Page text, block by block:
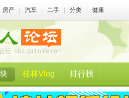
房产 汽车 二手 分类 健康
桂林Vlog 排行榜